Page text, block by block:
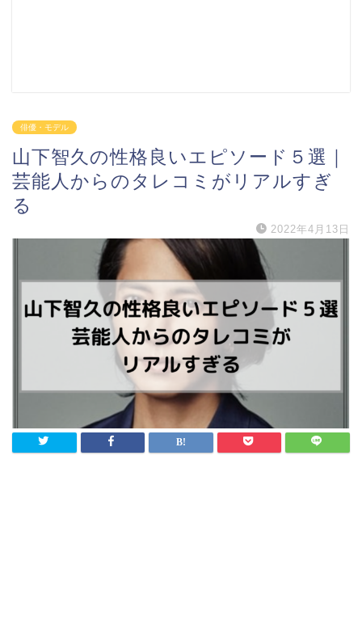
俳優・モデル
山下智久の性格良いエピソード５選｜
芸能人からのタレコミがリアルすぎ
る
2022年4月13日